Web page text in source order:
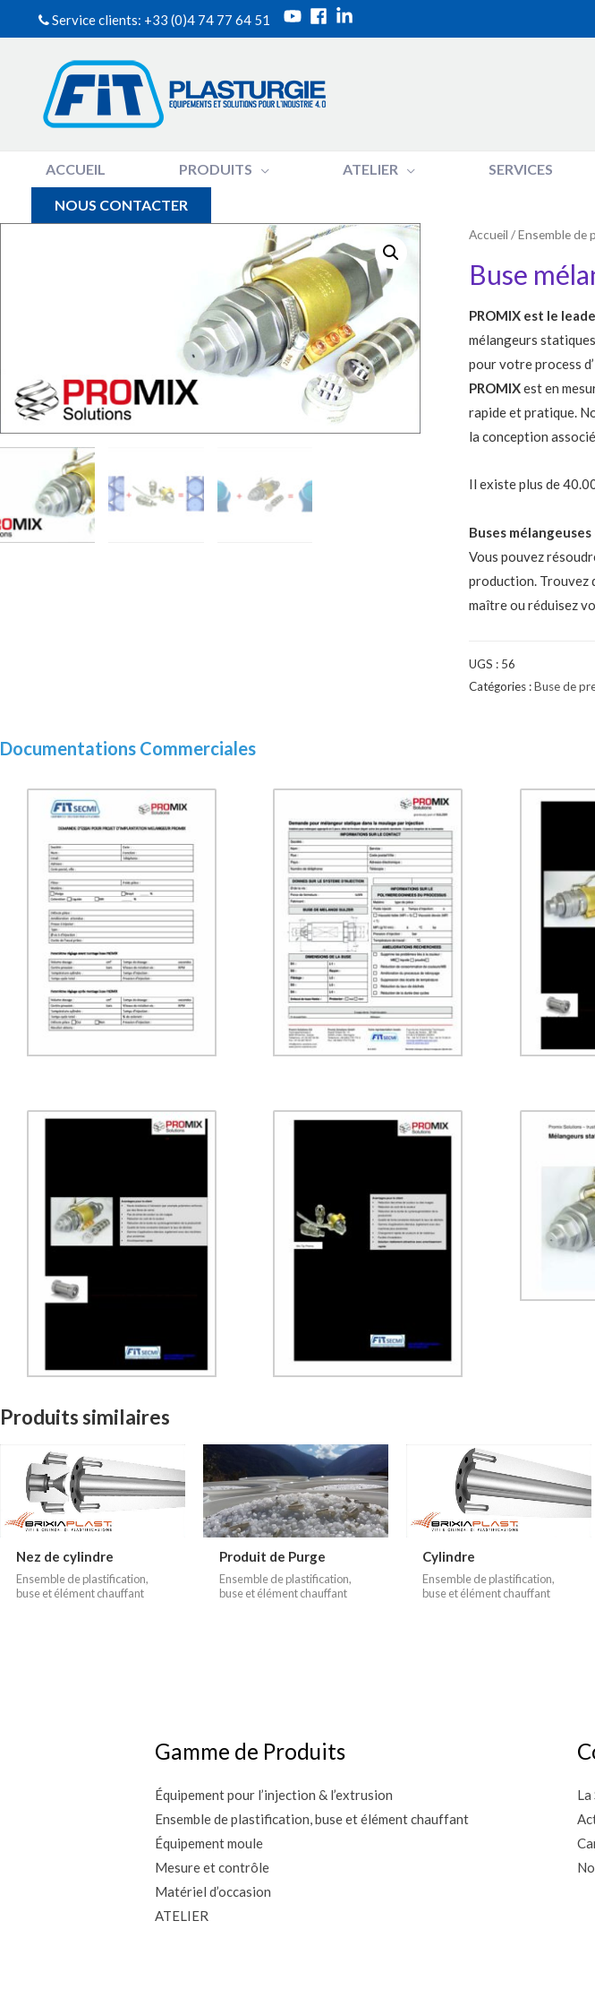
Service clients: +33 (0)4 74 77 64 51
ACCUEIL PRODUITS ATELIER SERVICES
NOUS CONTACTER
Accueil /Ensemble de
Buse
PROMIX est le
mélangeurs
pour votre process
PROMIXest en
rapide et pratique.
la conception
Il existe plus de
Buses
Vous pouvez
production. Trouvez
maître ou réduisez
UGS : 56
Catégories :Buse de
Documentations Commerciales
Produits similaires
Nez de cylindre
Ensemble de plastification,
buse et élément chauffant
Produit de Purge
Ensemble de plastification,
buse et élément chauffant
Cylindre
Ensemble de plastification,
buse et élément chauffant
Gamme de Produits
Équipement pour l’injection & l’extrusion
Ensemble de plastification, buse et élément chauffant
Équipement moule
Mesure et contrôle
Matériel d’occasion
ATELIER